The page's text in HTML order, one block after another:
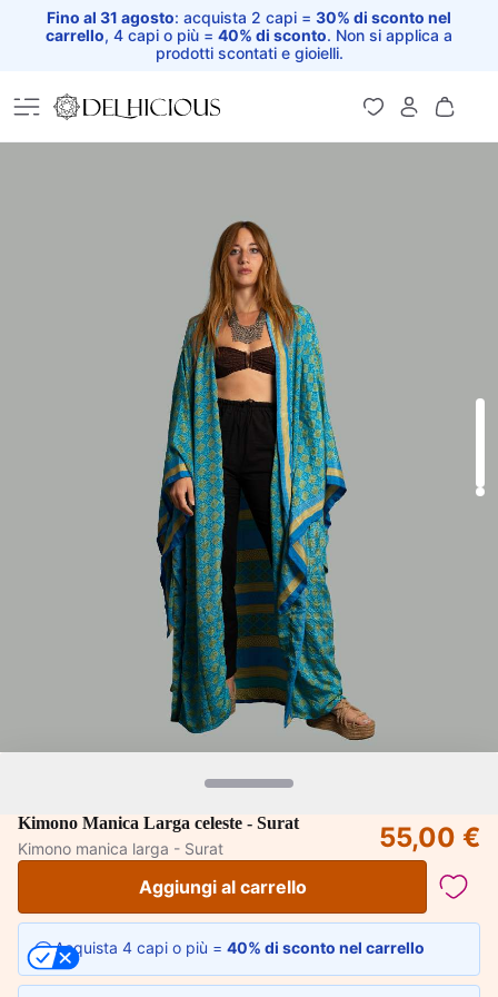
Fino al 31 agosto: acquista 2 capi = 30% di sconto nel
carrello, 4 capi o più = 40% di sconto. Non si applica a
prodotti scontati e gioielli.
Home
Kimono Manica Larga celeste - Surat
Kimono manica larga - Surat
55,00 €
Aggiungi al carrello
Acquista 4 capi o più = 40% di sconto nel carrello